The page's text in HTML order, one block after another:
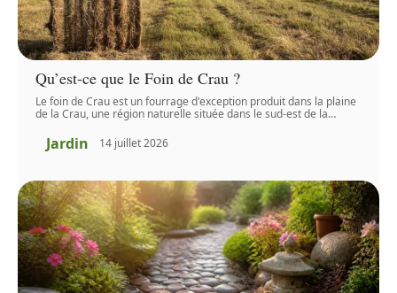
Qu’est-ce que le Foin de Crau ?
Le foin de Crau est un fourrage d'exception produit dans la plaine
de la Crau, une région naturelle située dans le sud-est de la…
Jardin 14 juillet 2026